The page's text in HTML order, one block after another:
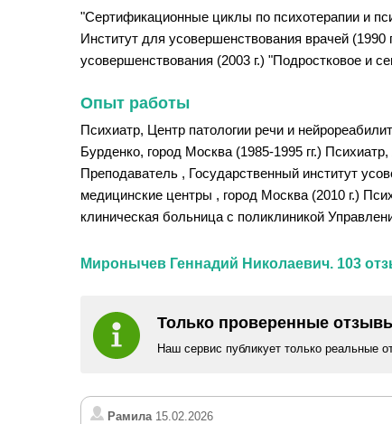
"Сертификационные циклы по психотерапии и
Институт для усовершенствования врачей (1990
усовершенствования (2003 г.) "Подростковое и
Опыт работы
Психиатр, Центр патологии речи и
Бурденко, город Москва (1985-1995 гг.)
Преподаватель , Государственный институт
медицинские центры , город Москва (2010 г.)
клиническая больница с поликлиникой
Миронычев Геннадий Николаевич. 103
Только проверенные
Наш сервис публикует только реальные
Рамила15.02.2026